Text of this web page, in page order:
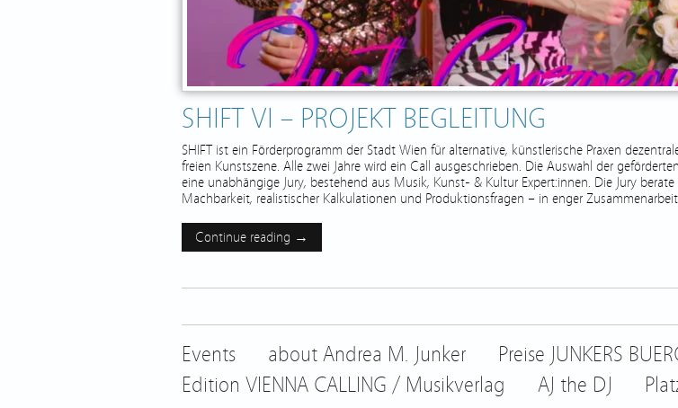
SHIFT VI – PROJEKT BEGLEITUNG
SHIFT ist ein Förderprogramm der Stadt Wien für alternative, künstlerische Praxen
freien Kunstszene. Alle zwei Jahre wird ein Call ausgeschrieben. Die Auswahl der
eine unabhängige Jury, bestehend aus Musik, Kunst- & Kultur Expert:innen. Die Jury
Machbarkeit, realistischer Kalkulationen und Produktionsfragen – in enger
Continue reading →
Events about Andrea M. Junker Preise JUNKERS
Edition VIENNA CALLING / Musikverlag
AJ the DJ